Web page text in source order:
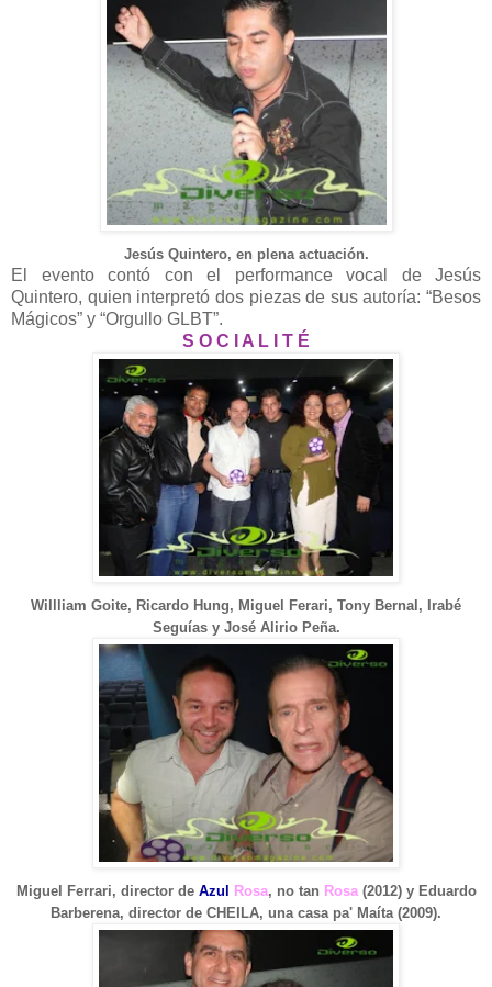
Jesús Quintero, en plena actuación.
El evento contó con el performance vocal de Jesús
Quintero, quien interpretó dos piezas de sus autoría: “Besos
Mágicos” y “Orgullo GLBT”.
S O C I A L I T É
Willliam Goite, Ricardo Hung, Miguel Ferari, Tony Bernal, Irabé
Seguías y José Alirio Peña.
Miguel Ferrari, director deAzul Rosa, no tan Rosa (2012) y Eduardo
Barberena, director de CHEILA, una casa pa' Maíta (2009).